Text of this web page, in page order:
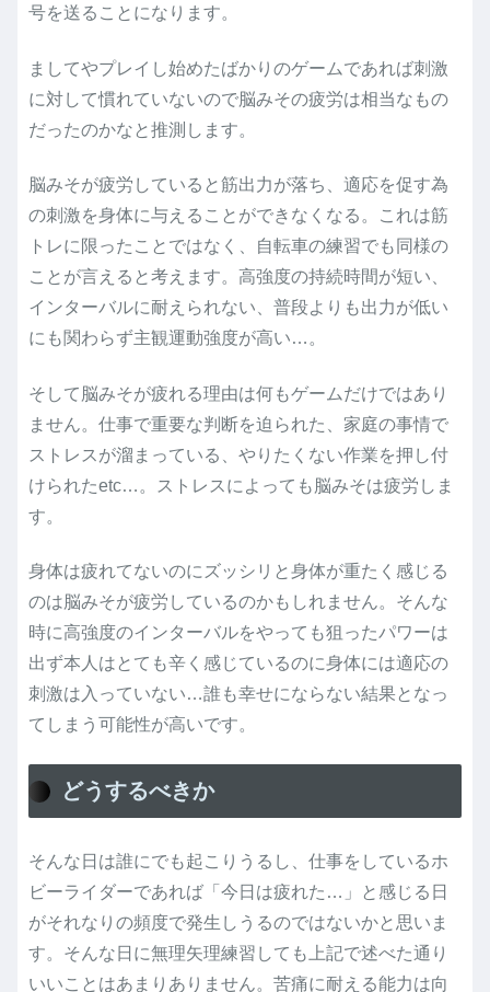
号を送ることになります。
ましてやプレイし始めたばかりのゲームであれば刺激
に対して慣れていないので脳みその疲労は相当なもの
だったのかなと推測します。
脳みそが疲労していると筋出力が落ち、適応を促す為
の刺激を身体に与えることができなくなる。これは筋
トレに限ったことではなく、自転車の練習でも同様の
ことが言えると考えます。高強度の持続時間が短い、
インターバルに耐えられない、普段よりも出力が低い
にも関わらず主観運動強度が高い…。
そして脳みそが疲れる理由は何もゲームだけではあり
ません。仕事で重要な判断を迫られた、家庭の事情で
ストレスが溜まっている、やりたくない作業を押し付
けられたetc…。ストレスによっても脳みそは疲労しま
す。
身体は疲れてないのにズッシリと身体が重たく感じる
のは脳みそが疲労しているのかもしれません。そんな
時に高強度のインターバルをやっても狙ったパワーは
出ず本人はとても辛く感じているのに身体には適応の
刺激は入っていない…誰も幸せにならない結果となっ
てしまう可能性が高いです。
どうするべきか
そんな日は誰にでも起こりうるし、仕事をしているホ
ビーライダーであれば「今日は疲れた…」と感じる日
がそれなりの頻度で発生しうるのではないかと思いま
す。そんな日に無理矢理練習しても上記で述べた通り
いいことはあまりありません。苦痛に耐える能力は向